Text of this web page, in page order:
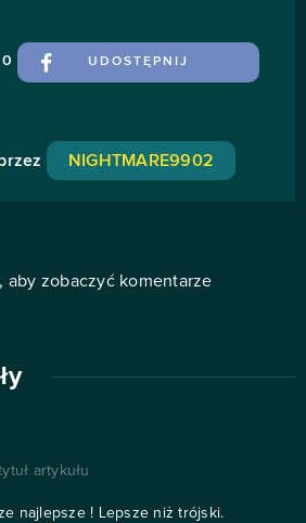
0 UDOSTĘPNIJ
NIGHTMARE9902
aby zobaczyć komentarze
artykułu
najlepsze ! Lepsze niż trójski.